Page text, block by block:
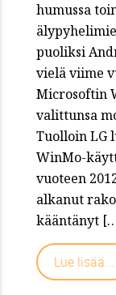
humussa
puoliksi
vielä viime
Microsoftin
valittunsa
Tuolloin LG
WinMo-
vuoteen
alkanut
kääntänyt
Lue lisää...